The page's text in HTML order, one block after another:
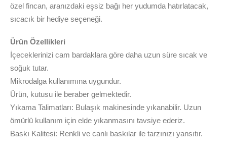
özel fincan, aranızdaki eşsiz bağı her yudumda hatırlatacak,
sıcacık bir hediye seçeneği.
Ürün Özellikleri
İçeceklerinizi cam bardaklara göre daha uzun süre sıcak ve
soğuk tutar.
Mikrodalga kullanımına uygundur.
Ürün, kutusu ile beraber gelmektedir.
Yıkama Talimatları: Bulaşık makinesinde yıkanabilir. Uzun
ömürlü kullanım için elde yıkanmasını tavsiye ederiz.
Baskı Kalitesi: Renkli ve canlı baskılar ile tarzınızı yansıtır.